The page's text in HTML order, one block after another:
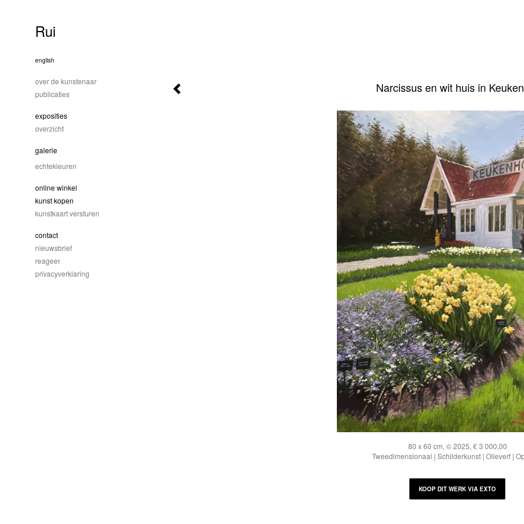
Narcissus en wit huis in
80 x 60 cm, © 2025, € 3 000,00
Tweedimensionaal | Schilderkunst | Olieverf |
KOOP DIT WERK VIA EXTO
Rui
english
over de kunstenaar
publicaties
exposities
overzicht
galerie
echtekleuren
online winkel
kunst kopen
kunstkaart versturen
contact
nieuwsbrief
reageer
privacyverklaring